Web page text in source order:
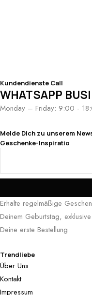
Kundendienste Call
WHATSAPP
Monday – Friday: 9:00 -
Melde Dich zu unserem
Geschenke-Inspiratio
Erhalte regelmäßige
Deinem Geburtstag,
Deine erste Bestellung
Trendliebe
Über Uns
Kontakt
Impressum